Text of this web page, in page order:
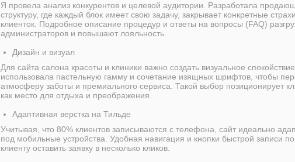
Я провела анализ конкурентов и целевой аудитории. Разработала
структуру, где каждый блок имеет свою задачу, закрывает конкретные
клиенток. Подробное описание процедур и ответы на вопросы (FAQ)
администраторов и повышают лояльность.
Дизайн и визуал
Для сайта салона красоты и клиники важно создать визуальное
использовала пастельную гамму и сочетание изящных шрифтов, чтобы
атмосферу заботы и премиального сервиса. Такой выбор позиционирует
как место для отдыха и преображения.
Адаптивная верстка на Тильде
Учитывая, что 80% клиентов записываются с телефона, сайт идеально
под мобильные устройства. Удобная навигация и кнопки быстрой записи
клиенту оставить заявку в несколько кликов.